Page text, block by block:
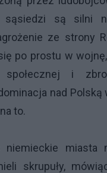
sąsiedzi są silni
ze strony
po prostu w
społecznej i
nad Polską
to.
niemieckie miasta
skrupuły,